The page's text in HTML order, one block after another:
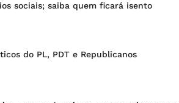
sociais; saiba quem ficará isento
do PL, PDT e Republicanos